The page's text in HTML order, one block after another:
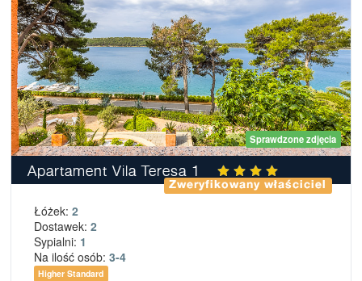
Sprawdzone zdjęcia
Apartament Vila Teresa 1
Zweryfikowany właściciel
Łóżek: 2
Dostawek: 2
Sypialni: 1
Na ilość osób: 3-4
Higher Standard